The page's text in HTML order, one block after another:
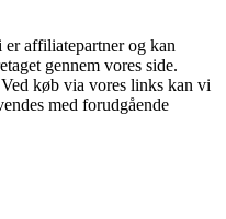
affiliatepartner og kan
gennem vores side.
køb via vores links kan vi
med forudgående